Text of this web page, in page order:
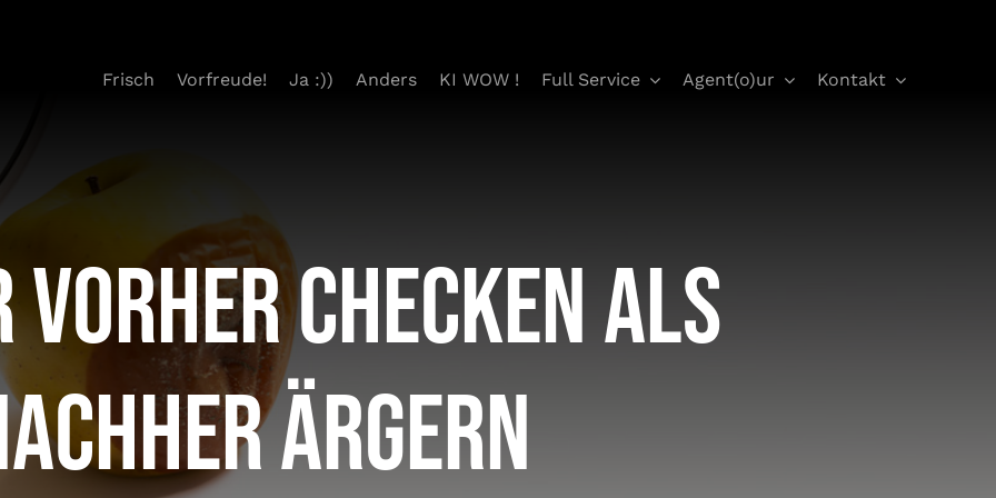
Frisch Vorfreude! Ja :)) Anders KI WOW ! Full Service Agent(o)ur Kontakt
vorher checken als
ärgern